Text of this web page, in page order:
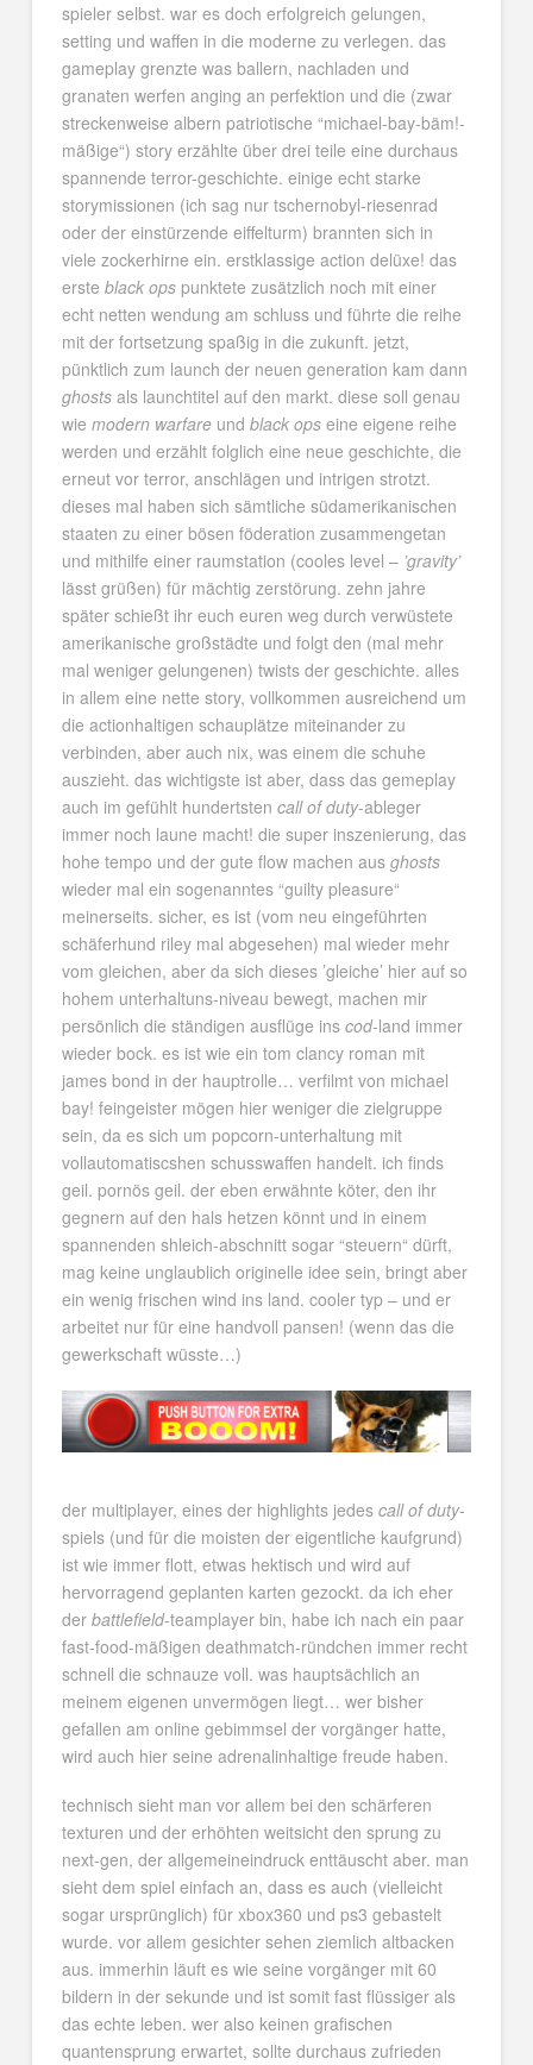
spieler selbst. war es doch erfolgreich gelungen,
setting und waffen in die moderne zu verlegen. das
gameplay grenzte was ballern, nachladen und
granaten werfen anging an perfektion und die (zwar
streckenweise albern patriotische “michael-bay-bäm!-
mäßige“) story erzählte über drei teile eine durchaus
spannende terror-geschichte. einige echt starke
storymissionen (ich sag nur tschernobyl-riesenrad
oder der einstürzende eiffelturm) brannten sich in
viele zockerhirne ein. erstklassige action delüxe! das
erste black opspunktete zusätzlich noch mit einer
echt netten wendung am schluss und führte die reihe
mit der fortsetzung spaßig in die zukunft. jetzt,
pünktlich zum launch der neuen generation kam dann
ghostsals launchtitel auf den markt. diese soll genau
wie modern warfare und black opseine eigene reihe
werden und erzählt folglich eine neue geschichte, die
erneut vor terror, anschlägen und intrigen strotzt.
dieses mal haben sich sämtliche südamerikanischen
staaten zu einer bösen föderation zusammengetan
und mithilfe einer raumstation (cooles level – ’gravity’
lässt grüßen) für mächtig zerstörung. zehn jahre
später schießt ihr euch euren weg durch verwüstete
amerikanische großstädte und folgt den (mal mehr
mal weniger gelungenen) twists der geschichte. alles
in allem eine nette story, vollkommen ausreichend um
die actionhaltigen schauplätze miteinander zu
verbinden, aber auch nix, was einem die schuhe
auszieht. das wichtigste ist aber, dass das gemeplay
auch im gefühlt hundertsten call of duty-ableger
immer noch laune macht! die super inszenierung, das
hohe tempo und der gute flow machen aus ghosts
wieder mal ein sogenanntes “guilty pleasure“
meinerseits. sicher, es ist (vom neu eingeführten
schäferhund riley mal abgesehen) mal wieder mehr
vom gleichen, aber da sich dieses ’gleiche’ hier auf so
hohem unterhaltuns-niveau bewegt, machen mir
persönlich die ständigen ausflüge ins cod-land immer
wieder bock. es ist wie ein tom clancy roman mit
james bond in der hauptrolle… verfilmt von michael
bay! feingeister mögen hier weniger die zielgruppe
sein, da es sich um popcorn-unterhaltung mit
vollautomatiscshen schusswaffen handelt. ich finds
geil. pornös geil. der eben erwähnte köter, den ihr
gegnern auf den hals hetzen könnt und in einem
spannenden shleich-abschnitt sogar “steuern“ dürft,
mag keine unglaublich originelle idee sein, bringt aber
ein wenig frischen wind ins land. cooler typ – und er
arbeitet nur für eine handvoll pansen! (wenn das die
gewerkschaft wüsste…)
der multiplayer, eines der highlights jedes call of duty-
spiels (und für die moisten der eigentliche kaufgrund)
ist wie immer flott, etwas hektisch und wird auf
hervorragend geplanten karten gezockt. da ich eher
der battlefield-teamplayer bin, habe ich nach ein paar
fast-food-mäßigen deathmatch-ründchen immer recht
schnell die schnauze voll. was hauptsächlich an
meinem eigenen unvermögen liegt… wer bisher
gefallen am online gebimmsel der vorgänger hatte,
wird auch hier seine adrenalinhaltige freude haben.
technisch sieht man vor allem bei den schärferen
texturen und der erhöhten weitsicht den sprung zu
next-gen, der allgemeineindruck enttäuscht aber. man
sieht dem spiel einfach an, dass es auch (vielleicht
sogar ursprünglich) für xbox360 und ps3 gebastelt
wurde. vor allem gesichter sehen ziemlich altbacken
aus. immerhin läuft es wie seine vorgänger mit 60
bildern in der sekunde und ist somit fast flüssiger als
das echte leben. wer also keinen grafischen
quantensprung erwartet, sollte durchaus zufrieden